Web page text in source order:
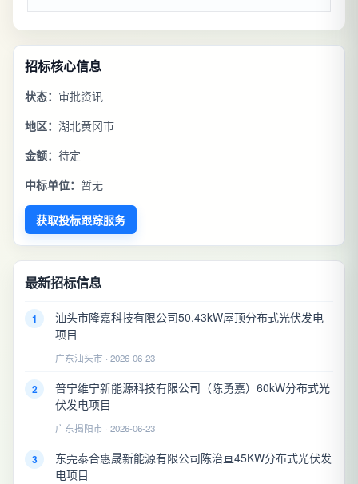
招标核心信息
状态： 审批资讯
地区： 湖北黄冈市
金额： 待定
中标单位： 暂无
获取投标跟踪服务
最新招标信息
1
汕头市隆嘉科技有限公司50.43kW屋顶分布式光伏发电
项目
广东汕头市 · 2026-06-23
2
普宁维宁新能源科技有限公司（陈勇嘉）60kW分布式光
伏发电项目
广东揭阳市 · 2026-06-23
3
东莞泰合惠晟新能源有限公司陈治亘45KW分布式光伏发
电项目